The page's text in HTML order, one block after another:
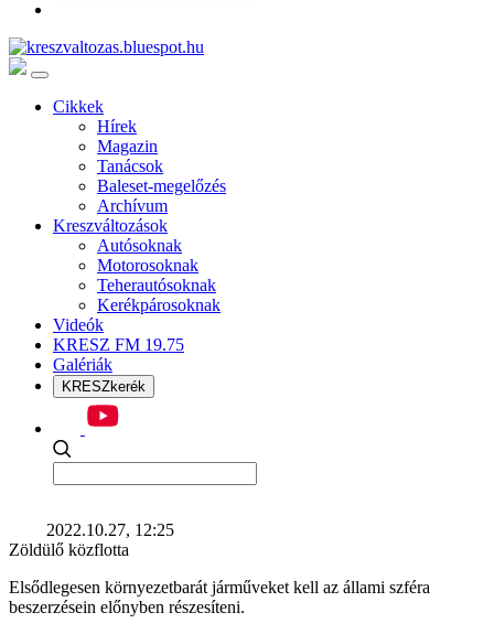
Cikkek
Hírek
Magazin
Tanácsok
Baleset-megelőzés
Archívum
Kreszváltozások
Autósoknak
Motorosoknak
Teherautósoknak
Kerékpárosoknak
Videók
KRESZ FM 19.75
Galériák
KRESZkerék
2022.10.27, 12:25
Zöldülő közflotta
Elsődlegesen környezetbarát járműveket kell az állami szféra
beszerzésein előnyben részesíteni.